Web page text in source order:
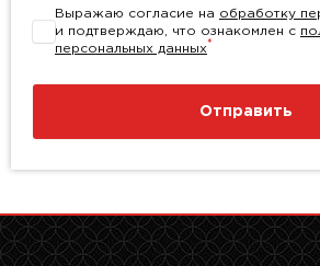
Выражаю согласие на обработку
и подтверждаю, что ознакомлен с
персональных данных*
Отправить